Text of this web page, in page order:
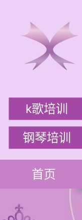
k歌培训
钢琴培训
首页